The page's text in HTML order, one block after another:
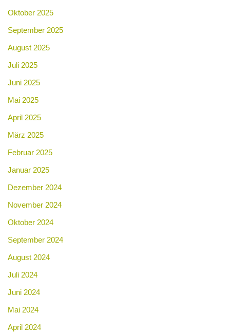
Oktober 2025
September 2025
August 2025
Juli 2025
Juni 2025
Mai 2025
April 2025
März 2025
Februar 2025
Januar 2025
Dezember 2024
November 2024
Oktober 2024
September 2024
August 2024
Juli 2024
Juni 2024
Mai 2024
April 2024